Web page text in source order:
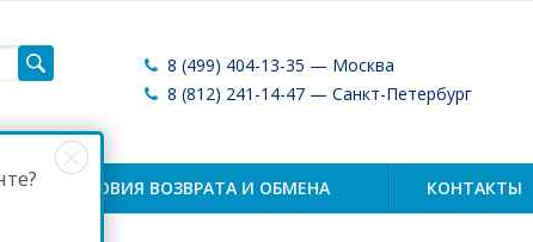
?
8 (499) 404-13-35 — Москва
8 (812) 241-14-47 — Санкт-Петербург
УСЛОВИЯ ВОЗВРАТА И ОБМЕНА КОНТАКТЫ